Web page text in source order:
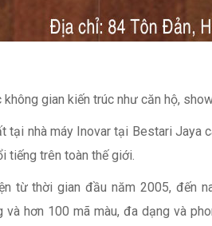
gian kiến trúc như căn hộ,
tại nhà máy Inovar tại Bestari Jaya
tiếng trên toàn thế giới.
từ thời gian đầu năm 2005, đến
và hơn 100 mã màu, đa dạng và